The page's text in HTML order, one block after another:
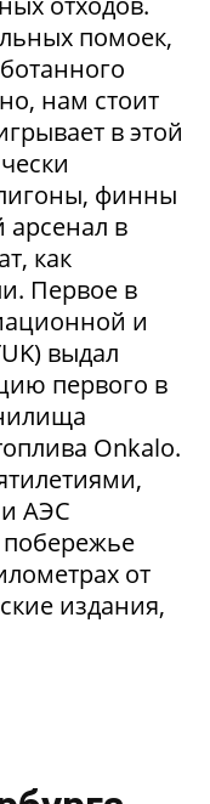
помоек,
нам стоит
в этой
финны
арсенал в
как
Первое в
и
выдал
первого в
Onkalo.
АЭС
от
издания,